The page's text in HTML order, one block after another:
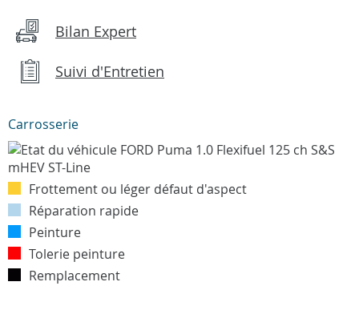
Bilan Expert
Suivi d'Entretien
Carrosserie
Frottement ou léger défaut d'aspect
Réparation rapide
Peinture
Tolerie peinture
Remplacement